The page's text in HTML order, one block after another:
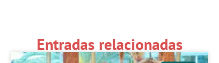
Entradas relacionadas